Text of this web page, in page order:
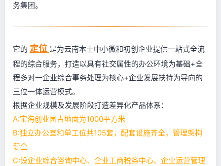
务集团。
它的 定位 是为云南本土中小微和初创企业提供一站式全流
程的综合服务，打造以具有社交属性的办公环境为基础+全
程多对一企业综合事务处理为核心+企业发展扶持为导向的
三位一体运营模式。
根据企业规模及发展阶段打造差异化产品体系：
A:宝海创业园占地面为1000平方米
B:独立办公室和单工位共105套，配套设施齐全，管理架构
健全
C:设企业综合咨询中心、企业工商税务中心、企业运营管理